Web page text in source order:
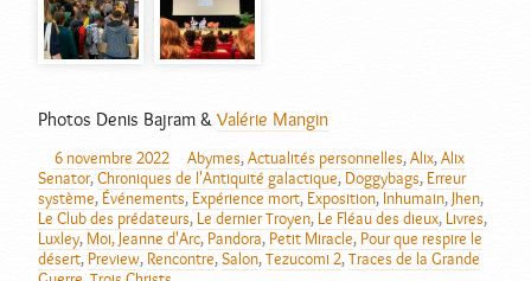
Photos Denis Bajram &Valérie Mangin
AUTEUR
PUBLIÉ
LE
6 novembre 2022 CATÉGORIES
Abymes,Actualités personnelles,Alix,Alix
Senator,Chroniques de l'Antiquité galactique, Doggybags, Erreur
système, Événements, Expérience mort, Exposition, Inhumain, Jhen,
Le Club des prédateurs, Le dernier Troyen, Le Fléau des dieux, Livres,
Luxley, Moi, Jeanne d'Arc, Pandora, Petit Miracle, Pour que respire le
désert, Preview, Rencontre,Salon,Tezucomi 2,Traces de la Grande